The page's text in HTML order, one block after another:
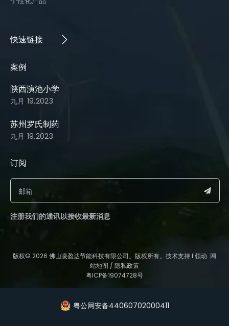
快速链接​​​​​​​
案例​​​​​​​
陕西演池小学
九月 19,2023
苏州罗氏制药
九月 19,2023
订阅​​​​​​​
注册我们的通讯以接收最新消息
​版权©️ 2026 佛山凌盈达节能科技有限公司。版权所有。技术支持 l 领动. 网
站地图 / 隐私政策
粤ICP备19074728号
粤公网安备44060702000411